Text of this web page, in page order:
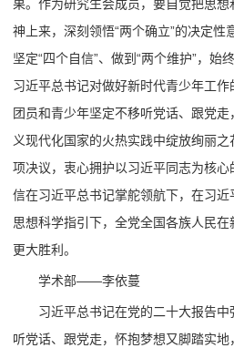
果。作为研究生会成员，要自觉把思
神上来，深刻领悟“两个确立”的决定性
坚定“四个自信”、做到“两个维护”，始
习近平总书记对做好新时代青少年工
团员和青少年坚定不移听党话、跟党
义现代化国家的火热实践中绽放绚丽
项决议，衷心拥护以习近平同志为核
信在习近平总书记掌舵领航下，在习
思想科学指引下，全党全国各族人民
更大胜利。
学术部——李依蔓
习近平总书记在党的二十大报告
听党话、跟党走，怀抱梦想又脚踏实